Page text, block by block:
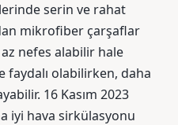
serin ve rahat
mikrofiber çarşaflar
az nefes alabilir hale
faydalı olabilirken, daha
16 Kasım 2023
iyi hava sirkülasyonu